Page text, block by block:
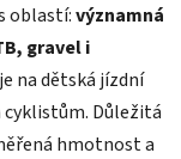
oblastí:významná
gravel i
na dětská jízdní
cyklistům. Důležitá
hmotnost a